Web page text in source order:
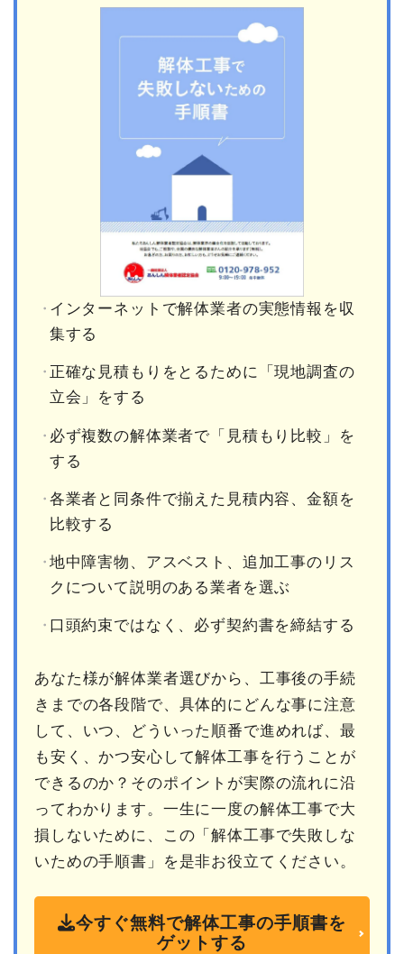
インターネットで解体業者の実態情報を収
集する
正確な見積もりをとるために「現地調査の
立会」をする
必ず複数の解体業者で「見積もり比較」を
する
各業者と同条件で揃えた見積内容、金額を
比較する
地中障害物、アスベスト、追加工事のリス
クについて説明のある業者を選ぶ
口頭約束ではなく、必ず契約書を締結する
あなた様が解体業者選びから、工事後の手続
きまでの各段階で、具体的にどんな事に注意
して、いつ、どういった順番で進めれば、最
も安く、かつ安心して解体工事を行うことが
できるのか？そのポイントが実際の流れに沿
ってわかります。一生に一度の解体工事で大
損しないために、この「解体工事で失敗しな
いための手順書」を是非お役立てください。
今すぐ無料で解体工事の手順書を
ゲットする